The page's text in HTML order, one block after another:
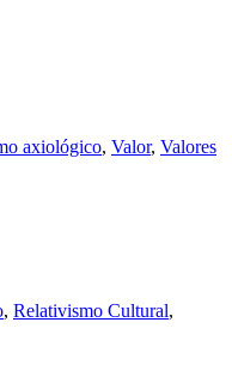
axiológico, Valor, Valores
, Relativismo Cultural,